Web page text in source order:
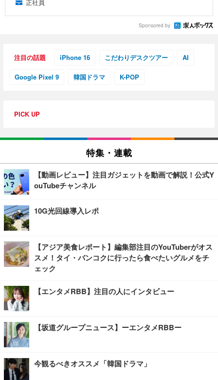
正社員
Sponsored by
注目の話題 iPhone 16 こだわりデスクツアー AI
Google Pixel 9 韓国ドラマ K-POP
PICK UP
特集・連載
【動画レビュー】注目ガジェットを動画で解説！公式Y
ouTubeチャンネル
10G光回線導入レポ
【アジア美食レポート】編集部注目のYouTuberがオス
スメ！タイ・バンコクに行ったら食べたいグルメをチ
ェック
【エンタメRBB】注目の人にインタビュー
【坂道グループニュース】ーエンタメRBBー
今観るべきオススメ「韓国ドラマ」